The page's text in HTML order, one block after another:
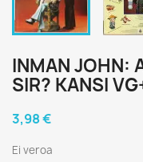
INMAN JOHN:
SIR? KANSI
3,98 €
Ei veroa